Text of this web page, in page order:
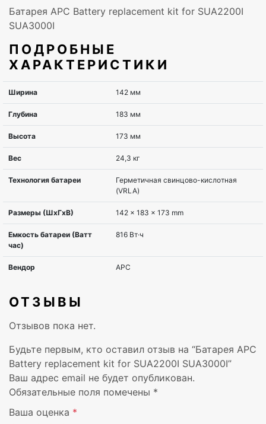
Батарея APC Battery replacement kit for SUA2200I
SUA3000I
ПОДРОБНЫЕ
ХАРАКТЕРИСТИКИ
Глубина 183 мм
Высота 173 мм
ОТЗЫВЫ
Отзывов пока нет.
Будьте первым, кто оставил отзыв на “Батарея APC
Battery replacement kit for SUA2200I SUA3000I”
Ваш адрес email не будет опубликован.
Обязательные поля помечены *
Ваша оценка *